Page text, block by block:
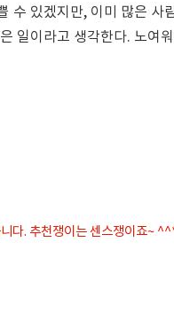
수 있겠지만, 이미 많은 사
일이라고 생각한다. 노여
다. 추천쟁이는 센스쟁이죠~